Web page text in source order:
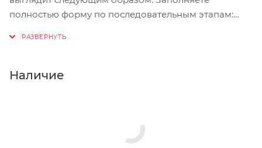
полностью форму по последовательным этапам:
Нажмите кнопку «Оформить заказ».
Наличие